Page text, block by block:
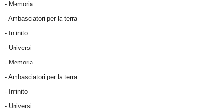
- Memoria
- Ambasciatori per la terra
- Infinito
- Universi
- Memoria
- Ambasciatori per la terra
- Infinito
- Universi